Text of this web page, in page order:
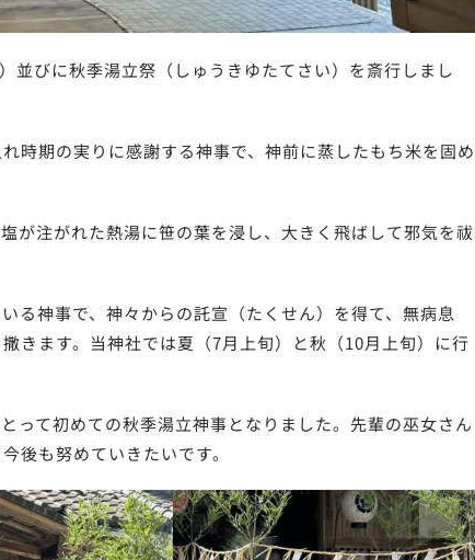
並びに秋季湯立祭（しゅうきゆたてさい）を斎行しまし
時期の実りに感謝する神事で、神前に蒸したもち米を固め
が注がれた熱湯に笹の葉を浸し、大きく飛ばして邪気を祓
る神事で、神々からの託宣（たくせん）を得て、無病息
きます。当神社では夏（7月上旬）と秋（10月上旬）に行
って初めての秋季湯立神事となりました。先輩の巫女さん
後も努めていきたいです。